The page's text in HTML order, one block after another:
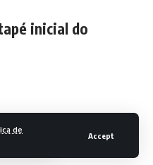
de
Accept
inicial do
a seleção viveu uma
Roque Júnior, Rivaldo,